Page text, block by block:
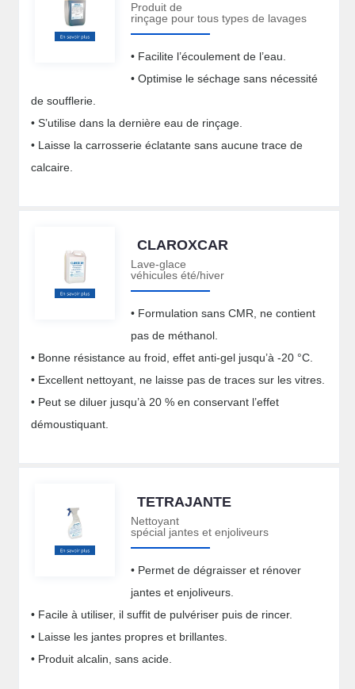
Produit de
rinçage pour tous types de lavages
• Facilite l’écoulement de l’eau.
• Optimise le séchage sans nécessité
de soufflerie.
• S’utilise dans la dernière eau de rinçage.
• Laisse la carrosserie éclatante sans aucune trace de
calcaire.
CLAROXCAR
Lave-glace
véhicules été/hiver
• Formulation sans CMR, ne contient
pas de méthanol.
• Bonne résistance au froid, effet anti-gel jusqu’à -20 °C.
• Excellent nettoyant, ne laisse pas de traces sur les vitres.
• Peut se diluer jusqu’à 20 % en conservant l’effet
démoustiquant.
TETRAJANTE
Nettoyant
spécial jantes et enjoliveurs
• Permet de dégraisser et rénover
jantes et enjoliveurs.
• Facile à utiliser, il suffit de pulvériser puis de rincer.
• Laisse les jantes propres et brillantes.
• Produit alcalin, sans acide.